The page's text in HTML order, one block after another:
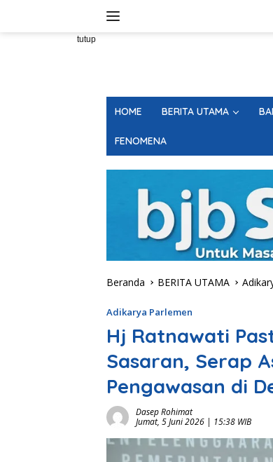
tutup
HOME BERITA UTAMA
FENOMENA
Beranda BERITA UTAMA
Adikarya Parlemen
Hj Ratnawati
Sasaran, Serap
Pengawasan di
Dasep Rohimat
Jumat, 5 Juni 2026 | 15:38 WIB